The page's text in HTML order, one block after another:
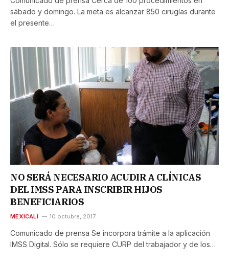
sábado y domingo. La meta es alcanzar 850 cirugías durante
el presente…
NO SERÁ NECESARIO ACUDIR A CLÍNICAS
DEL IMSS PARA INSCRIBIR HIJOS
BENEFICIARIOS
MEXICALI 10 octubre, 2017
Comunicado de prensa Se incorpora trámite a la aplicación
IMSS Digital. Sólo se requiere CURP del trabajador y de los…